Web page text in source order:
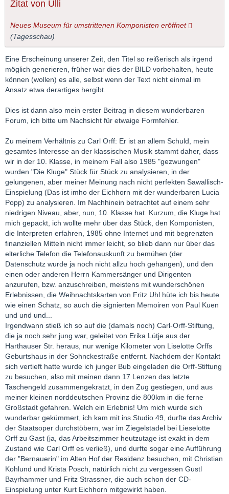
Zitat von Ulli
Neues Museum für umstrittenen Komponisten eröffnet
(Tagesschau)
Eine Erscheinung unserer Zeit, den Titel so reißerisch als irgend
möglich generieren, früher war dies der BILD vorbehalten, heute
können (wollen) es alle, selbst wenn der Text nicht einmal im
Ansatz etwa derartiges hergibt.
Dies ist dann also mein erster Beitrag in diesem wunderbaren
Forum, ich bitte um Nachsicht für etwaige Formfehler.
Zu meinem Verhältnis zu Carl Orff: Er ist an allem Schuld, mein
gesamtes Interesse an der klassischen Musik stammt daher, dass
wir in der 10. Klasse, in meinem Fall also 1985 "gezwungen"
wurden "Die Kluge" Stück für Stück zu analysieren, in der
gelungenen, aber meiner Meinung nach nicht perfekten Sawallisch-
Einspielung (Das ist imho der Eichhorn mit der wunderbaren Lucia
Popp) zu analysieren. Im Nachhinein betrachtet auf einem sehr
niedrigen Niveau, aber, nun, 10. Klasse hat. Kurzum, die Kluge hat
mich gepackt, ich wollte mehr über das Stück, den Komponisten,
die Interpreten erfahren, 1985 ohne Internet und mit begrenzten
finanziellen Mitteln nicht immer leicht, so blieb dann nur über das
elterliche Telefon die Telefonauskunft zu bemühen (der
Datenschutz wurde ja noch nicht allzu hoch gehangen), und den
einen oder anderen Herrn Kammersänger und Dirigenten
anzurufen, bzw. anzuschreiben, meistens mit wunderschönen
Erlebnissen, die Weihnachtskarten von Fritz Uhl hüte ich bis heute
wie einen Schatz, so auch die signierten Memoiren von Paul Kuen
und und und...
Irgendwann stieß ich so auf die (damals noch) Carl-Orff-Stiftung,
die ja noch sehr jung war, geleitet von Erika Lütje aus der
Harthauser Str. heraus, nur wenige Kilometer von Liselotte Orffs
Geburtshaus in der Sohnckestraße entfernt. Nachdem der Kontakt
sich vertieft hatte wurde ich junger Bub eingeladen die Orff-Stiftung
zu besuchen, also mit meinen dann 17 Lenzen das letzte
Taschengeld zusammengekratzt, in den Zug gestiegen, und aus
meiner kleinen norddeutschen Provinz die 800km in die ferne
Großstadt gefahren. Welch ein Erlebnis! Um mich wurde sich
wunderbar gekümmert, ich kam mit ins Studio 49, durfte das Archiv
der Staatsoper durchstöbern, war im Ziegelstadel bei Lieselotte
Orff zu Gast (ja, das Arbeitszimmer heutzutage ist exakt in dem
Zustand wie Carl Orff es verließ), und durfte sogar eine Aufführung
der "Bernauerin" im Alten Hof der Residenz besuchen, mit Christian
Kohlund und Krista Posch, natürlich nicht zu vergessen Gustl
Bayrhammer und Fritz Strassner, die auch schon der CD-
Einspielung unter Kurt Eichhorn mitgewirkt haben.